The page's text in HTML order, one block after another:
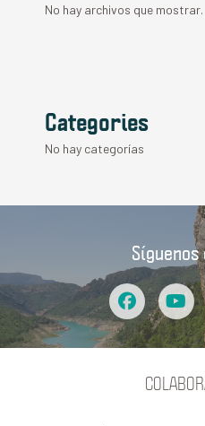
No hay archivos que mostrar.
Categories
No hay categorías